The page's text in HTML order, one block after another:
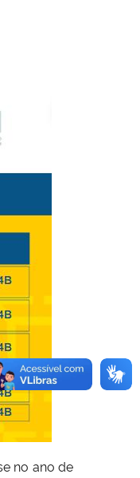
no ano de